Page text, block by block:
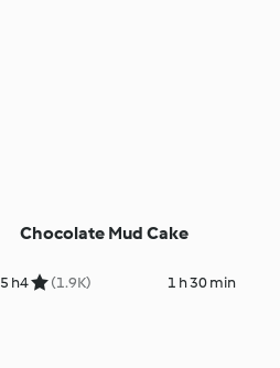
5 h
Chocolate Mud Cake
4 (1.9K) 1 h 30 min